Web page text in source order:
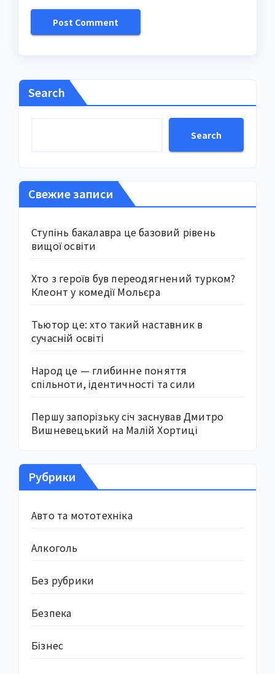
Search
Search
Свежие записи
Ступінь бакалавра це базовий рівень
вищої освіти
Хто з героїв був переодягнений турком?
Клеонт у комедії Мольєра
Тьютор це: хто такий наставник в
сучасній освіті
Народ це — глибинне поняття
спільноти, ідентичності та сили
Першу запорізьку січ заснував Дмитро
Вишневецький на Малій Хортиці
Рубрики
Авто та мототехніка
Алкоголь
Без рубрики
Безпека
Бізнес